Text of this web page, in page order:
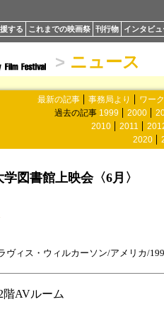
する これまでの映画祭 刊行物 インタビュ
> ニュース
最新の記事 事務局より ワー
過去の記事 1999 2000
2010
2011
2020
図書館上映会〈6月〉
ヴィス・ウィルカーソン/アメリカ/
AVルーム